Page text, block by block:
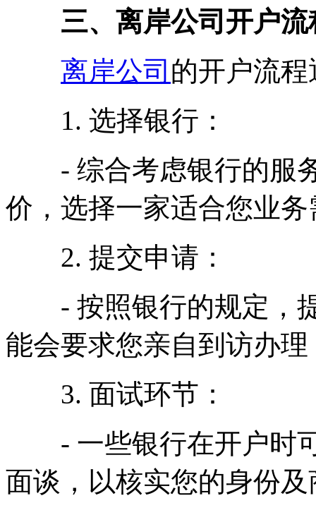
三、离岸公司开户流
离岸公司 的开户流
1. 选择银行：
- 综合考虑银行的服务
价，选择一家适合您业
2. 提交申请：
- 按照银行的规定，提
能会要求您亲自到访办
3. 面试环节：
- 一些银行在开户时可
面谈，以核实您的身份